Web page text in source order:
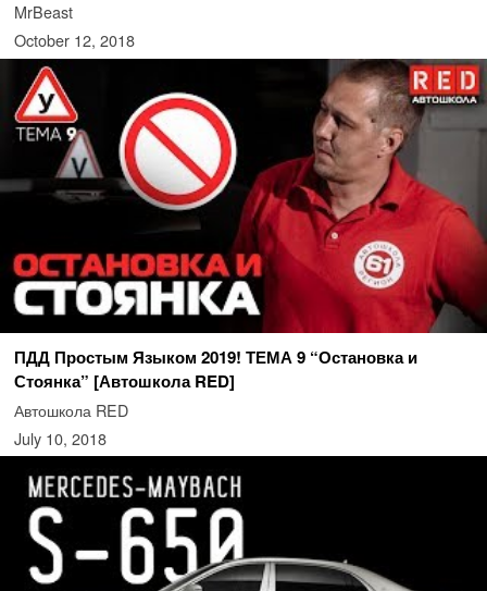
MrBeast
October 12, 2018
ПДД Простым Языком 2019! ТЕМА 9 “Остановка и
Стоянка” [Автошкола RED]
Автошкола RED
July 10, 2018